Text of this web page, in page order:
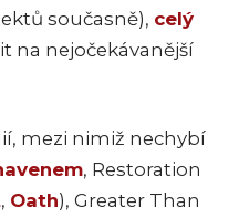
současně), celý
na nejočekávanější
mezi nimiž nechybí
, Restoration
, Oath), Greater Than